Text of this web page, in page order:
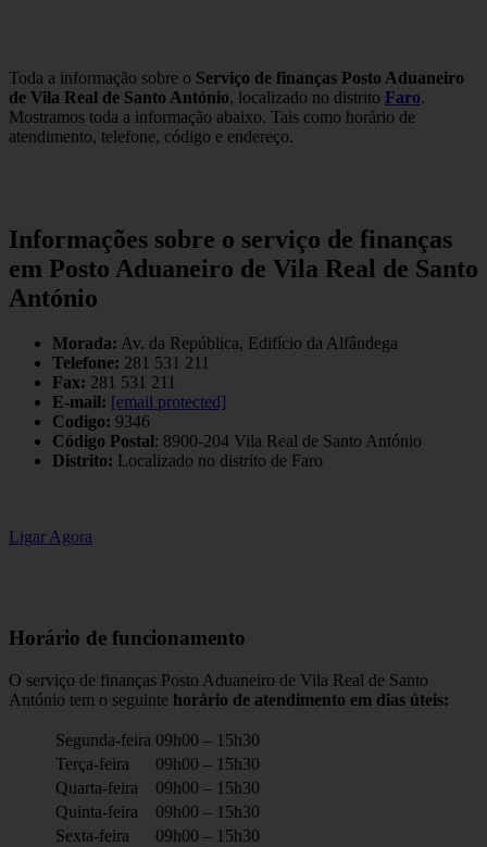
Toda a informação sobre o Serviço de finanças Posto Aduaneiro
de Vila Real de Santo António, localizado no distrito Faro.
Mostramos toda a informação abaixo. Tais como horário de
atendimento, telefone, código e endereço.
Informações sobre o serviço de finanças
em Posto Aduaneiro de Vila Real de Santo
António
Morada: Av. da República, Edifício da Alfândega
Telefone: 281 531 211
Fax: 281 531 211
E-mail: [email protected]
Codigo: 9346
Código Postal: 8900-204 Vila Real de Santo António
Distrito: Localizado no distrito de Faro
Ligar Agora
Horário de funcionamento
O serviço de finanças Posto Aduaneiro de Vila Real de Santo
António tem o seguinte horário de atendimento em dias úteis:
Segunda-feira 09h00 – 15h30
Terça-feira
09h00 – 15h30
Quarta-feira
09h00 – 15h30
Quinta-feira
09h00 – 15h30
Sexta-feira
09h00 – 15h30